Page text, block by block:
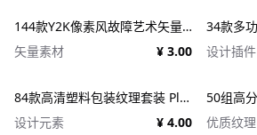
144款Y2K像素风故障艺术矢量元素 Dithering Bitmap Vector Shapes Collection
矢量素材
¥ 3.00
设计插件
84款高清塑料包装纹理套装 Plastic Textures
设计元素
¥ 4.00
优质纹理